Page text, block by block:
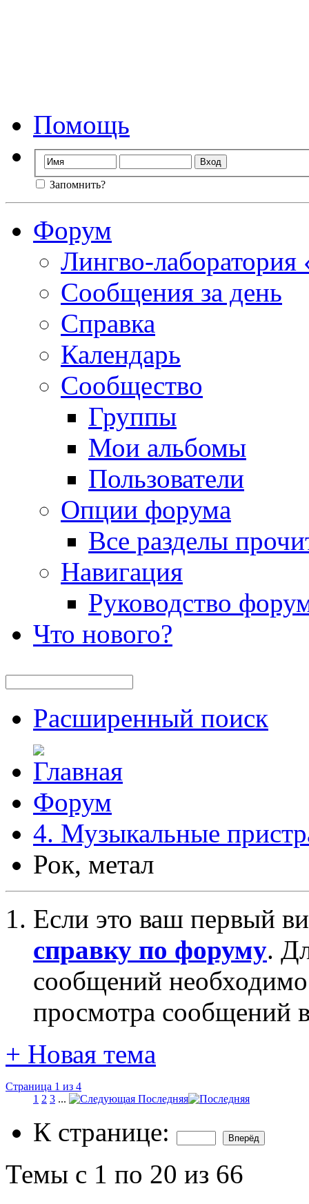
Помощь
Запомнить?
Форум
Лингво-
Сообщения за день
Справка
Календарь
Сообщество
Группы
Мои альбомы
Пользователи
Опции форума
Все разделы
Навигация
Руководство
Что нового?
Расширенный поиск
Форум
4. Музыкальные
Рок, метал
Если это ваш первый
справку по форуму.
сообщений
просмотра сообщений
+ Новая тема
Страница 1 из 4
1 2 3 ... Последняя
К странице:
Темы с 1 по 20 из 66